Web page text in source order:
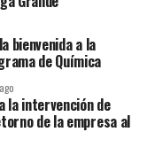
bienvenida a la
de Química
la intervención de
de la empresa al